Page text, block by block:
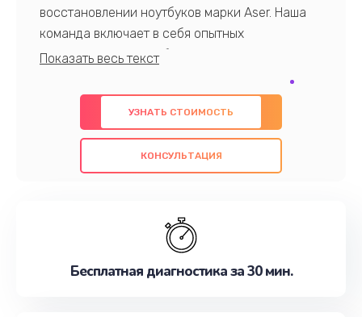
восстановлении ноутбуков марки Aser. Наша
команда включает в себя опытных
профессионалов с обширными знаниями и
предлагаем быстрый и качественный ремонт с
использованием оригинальных компонентов, а
также гарантируем качество всех
проведенных работ. Наша цель - предоставить
наилучшим образом. Не медлите записаться на
УЗНАТЬ СТОИМОСТЬ
КОНСУЛЬТАЦИЯ
Бесплатная диагностика за 30 мин.